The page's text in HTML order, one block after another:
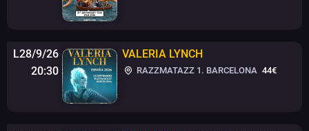
L28/9/26
20:30
VALERIA LYNCH
RAZZMATAZZ 1. BARCELONA 44€